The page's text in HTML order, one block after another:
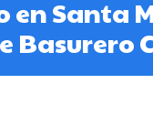
en Santa
Basurero